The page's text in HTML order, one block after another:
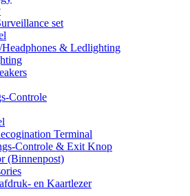
set
Headphones & Ledlighting
Controle
Terminal
Controle & Exit Knop
(Binnenpost)
en Kaartlezer